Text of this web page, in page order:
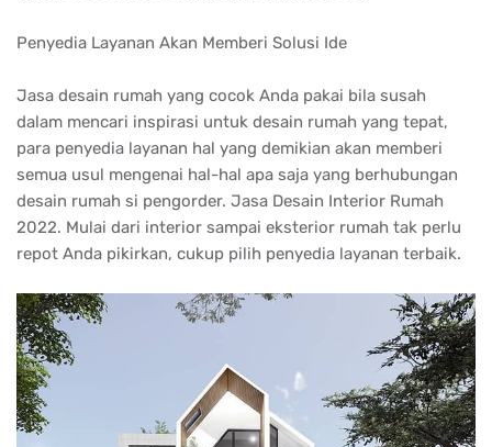
Penyedia Layanan Akan Memberi Solusi Ide
Jasa desain rumah yang cocok Anda pakai bila susah
dalam mencari inspirasi untuk desain rumah yang tepat,
para penyedia layanan hal yang demikian akan memberi
semua usul mengenai hal-hal apa saja yang berhubungan
desain rumah si pengorder. Jasa Desain Interior Rumah
2022. Mulai dari interior sampai eksterior rumah tak perlu
repot Anda pikirkan, cukup pilih penyedia layanan terbaik.